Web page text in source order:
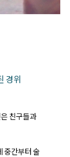
경위
친구들과
중간부터 술